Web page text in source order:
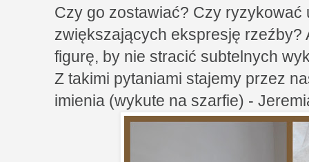
Czy go zostawiać? Czy
zwiększających ekspresję rzeźby?
figurę, by nie stracić subtelnych
Z takimi pytaniami stajemy przez
imienia (wykute na szarfie) -